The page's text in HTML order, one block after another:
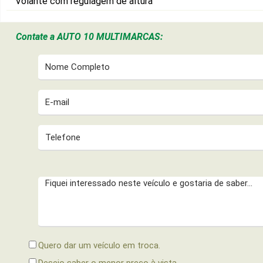
Contate aAUTO 10 MULTIMARCAS:
Quero dar um veículo em troca.